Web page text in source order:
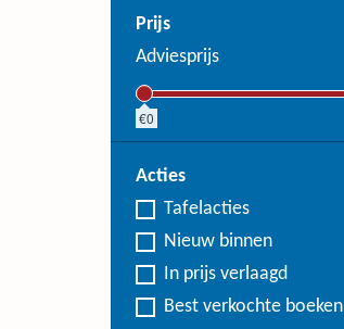
Prijs
Adviesprijs
0
Acties
Tafelacties
Nieuw binnen
In prijs verlaagd
Best verkochte boeken